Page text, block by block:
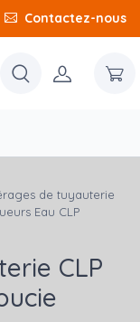
Contactez-nous
de tuyauterie
Eau CLP
CLP